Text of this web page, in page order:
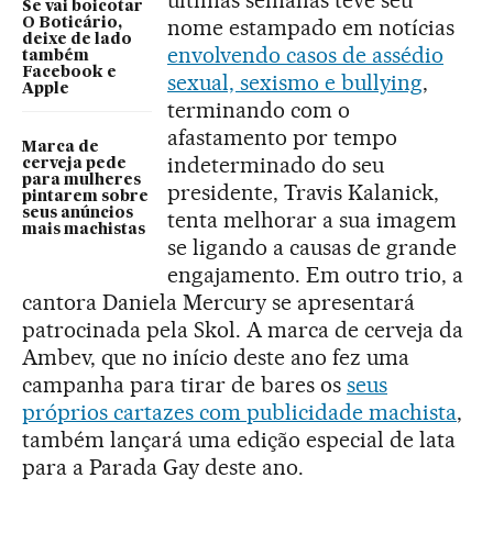
Se vai boicotar
O Boticário,
deixe de lado
também
Facebook e
Apple
Marca de
cerveja pede
para mulheres
pintarem sobre
seus anúncios
mais machistas
nome estampado em notícias
envolvendo casos de assédio
sexual, sexismo e bullying,
terminando com o
afastamento por tempo
indeterminado do seu
presidente, Travis Kalanick,
tenta melhorar a sua imagem
se ligando a causas de grande
engajamento. Em outro trio, a
cantora Daniela Mercury se apresentará
patrocinada pela Skol. A marca de cerveja da
Ambev, que no início deste ano fez uma
campanha para tirar de bares os seus
próprios cartazes com publicidade machista,
também lançará uma edição especial de lata
para a Parada Gay deste ano.